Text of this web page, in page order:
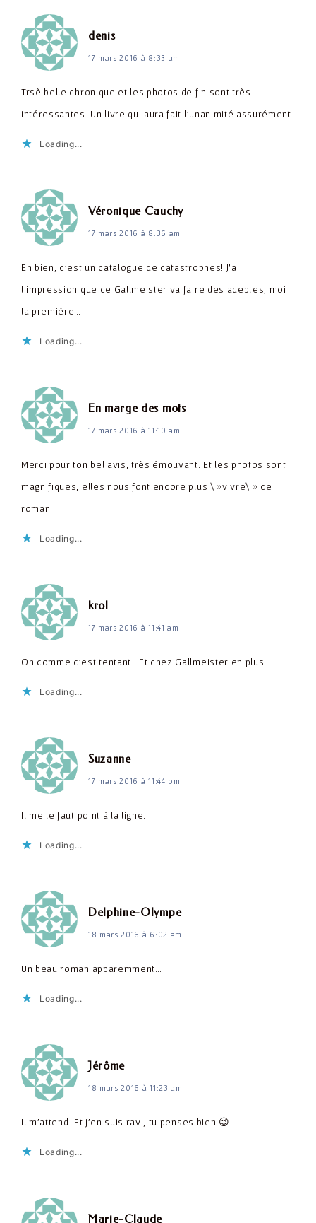
denisdit :
17 mars 2016 à 8:33 am
Trsè belle chronique et les photos de fin sont très
intéressantes. Un livre qui aura fait l'unanimité assurément
Loading...
Véronique Cauchydit :
17 mars 2016 à 8:36 am
Eh bien, c'est un catalogue de catastrophes! J'ai
l'impression que ce Gallmeister va faire des adeptes, moi
la première…
Loading...
En marge des motsdit :
17 mars 2016 à 11:10 am
Merci pour ton bel avis, très émouvant. Et les photos sont
magnifiques, elles nous font encore plus \ »vivre\ » ce
roman.
Loading...
kroldit :
17 mars 2016 à 11:41 am
Oh comme c'est tentant ! Et chez Gallmeister en plus…
Loading...
Suzannedit :
17 mars 2016 à 11:44 pm
Il me le faut point à la ligne.
Loading...
Delphine-Olympedit :
18 mars 2016 à 6:02 am
Un beau roman apparemment…
Loading...
Jérômedit :
18 mars 2016 à 11:23 am
Il m'attend. Et j'en suis ravi, tu penses bien 😉
Loading...
Marie-Claudedit :